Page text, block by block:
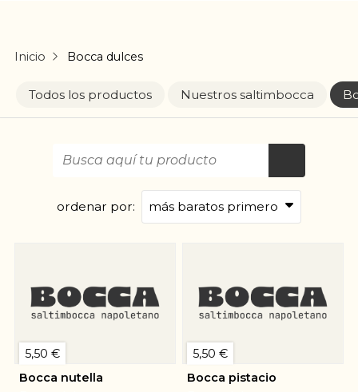
Inicio Bocca dulces
Todos los productos Nuestros saltimbocca
ordenar por:
Bocca nutella
5,50 €
Bocca pistacio
5,50 €